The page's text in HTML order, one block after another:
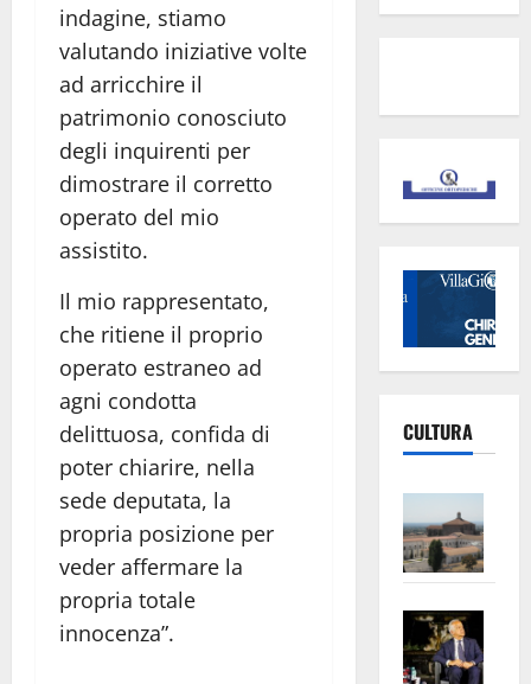
indagine, stiamo
valutando iniziative volte
ad arricchire il
patrimonio conosciuto
degli inquirenti per
dimostrare il corretto
operato del mio
assistito.
Il mio rappresentato,
che ritiene il proprio
operato estraneo ad
agni condotta
delittuosa, confida di
poter chiarire, nella
sede deputata, la
propria posizione per
veder affermare la
propria totale
innocenza”.
CULTURA